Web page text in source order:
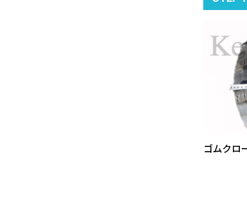
ゴムクロ